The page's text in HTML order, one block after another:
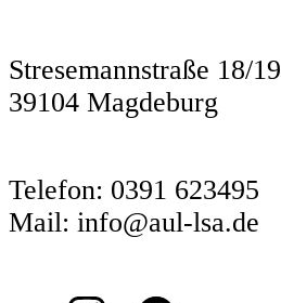
Stresemannstraße 18/19
39104 Magdeburg
Telefon: 0391 623495
Mail: info@aul-lsa.de